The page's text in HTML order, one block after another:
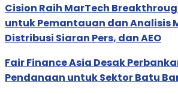
Cision Raih MarTech
untuk Pemantauan dan Analisis
Distribusi Siaran Pers, dan AEO
Fair Finance Asia Desak
Pendanaan untuk Sektor Batu